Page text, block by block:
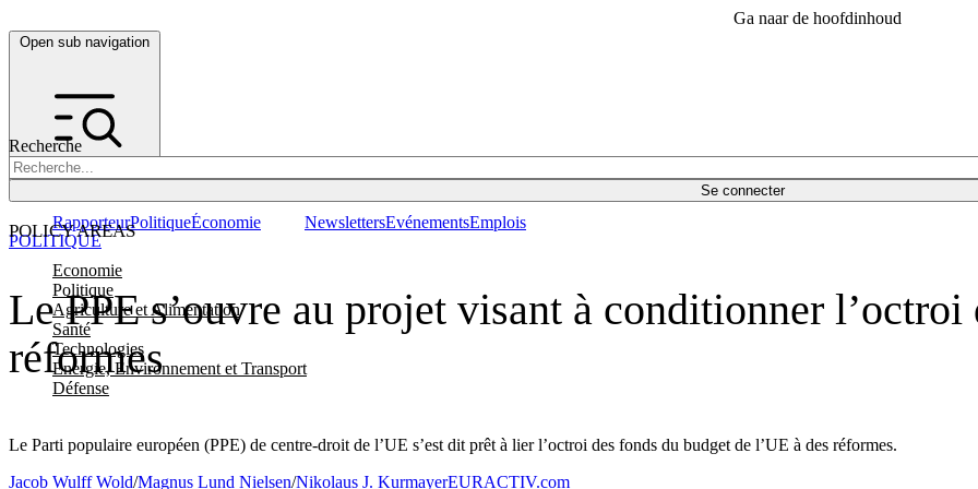
Ga naar de hoofdinhoud
Open sub navigation
Recherche
Se connecter
POLICY AREAS
Economie
Politique
Agriculture et Alimentation
Santé
Technologies
Energie, Environnement et Transport
Défense
RapporteurPolitiqueÉconomie NewslettersEvénementsEmplois
Le PPE s’ouvre au projet visant à conditionner l’octroi
réformes
Le Parti populaire européen (PPE) de centre-droit de l’UE s’est dit prêt à lier l’octroi des fonds du budget de l’UE à des réformes.
POLITIQUE
Jacob Wulff Wold/Magnus Lund Nielsen/Nikolaus J. KurmayerEURACTIV.com